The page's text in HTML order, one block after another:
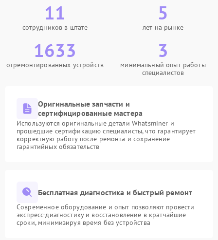
11
сотрудников в штате
5
лет на рынке
1633
отремонтированных устройств
3
минимальный опыт работы
специалистов
Оригинальные запчасти и
сертифицированные мастера
Используются оригинальные детали Whatsminer и
прошедшие сертификацию специалисты, что гарантирует
корректную работу после ремонта и сохранение
гарантийных обязательств
Бесплатная диагностика и быстрый ремонт
Современное оборудование и опыт позволяют провести
экспресс-диагностику и восстановление в кратчайшие
сроки, минимизируя время без устройства